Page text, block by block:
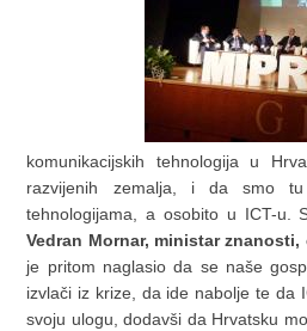
komunikacijskih tehnologija u
razvijenih zemalja, i da smo
tehnologijama, a osobito u ICT-u.
Vedran Mornar, ministar
je pritom naglasio da se naše
izvlači iz krize, da ide nabolje te da
svoju ulogu, dodavši da Hrvatsku